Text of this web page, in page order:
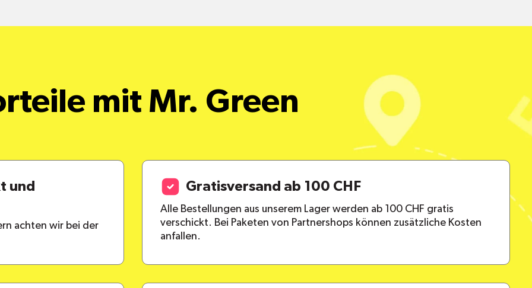
mit Mr. Green
und
achten wir bei der
Gratisversand ab 100 CHF
Alle Bestellungen aus unserem Lager werden ab 100 CHF gratis
verschickt. Bei Paketen von Partnershops können zusätzliche Kosten
anfallen.